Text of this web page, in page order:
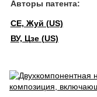
Авторы патента:
СЕ, Жуй (US)
ВУ, Цзе (US)